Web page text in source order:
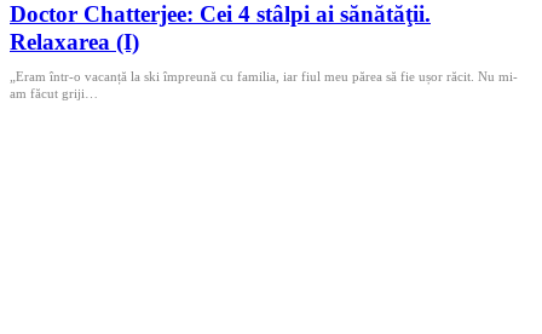
Doctor Chatterjee: Cei 4 stâlpi ai sănătăţii.
Relaxarea (I)
„Eram într-o vacanță la ski împreună cu familia, iar fiul meu părea să fie ușor răcit. Nu mi-
am făcut griji…